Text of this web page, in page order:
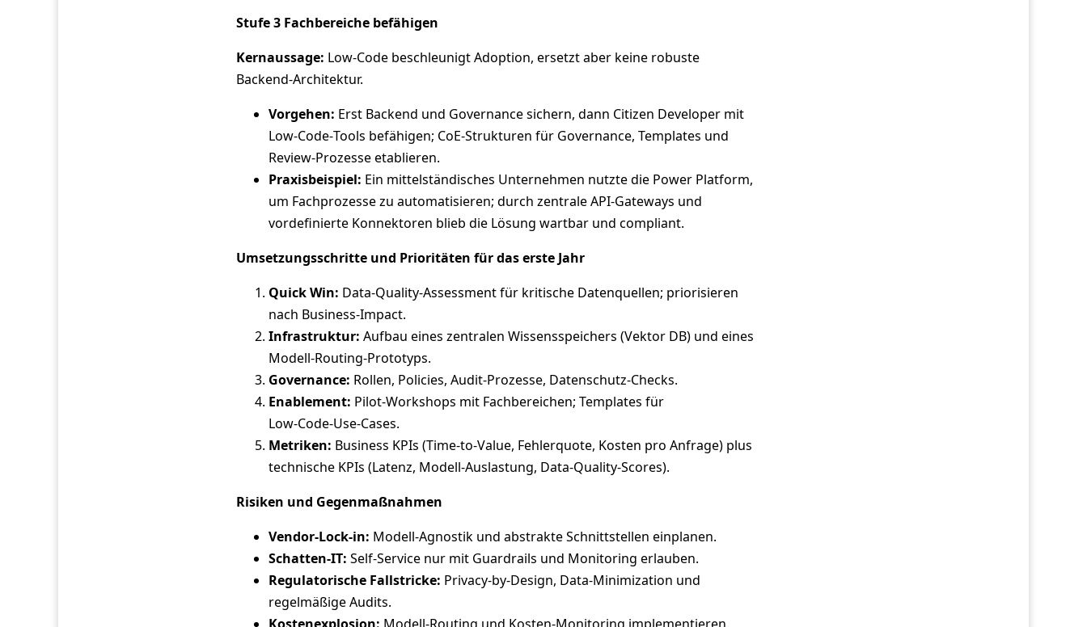
Stufe 3 Fachbereiche befähigen
Kernaussage: Low‑Code beschleunigt Adoption, ersetzt aber keine robuste
Backend‑Architektur.
Vorgehen: Erst Backend und Governance sichern, dann Citizen Developer mit
Low‑Code‑Tools befähigen; CoE‑Strukturen für Governance, Templates und
Review‑Prozesse etablieren.
Praxisbeispiel: Ein mittelständisches Unternehmen nutzte die Power Platform,
um Fachprozesse zu automatisieren; durch zentrale API‑Gateways und
vordefinierte Konnektoren blieb die Lösung wartbar und compliant.
Umsetzungsschritte und Prioritäten für das erste Jahr
Quick Win: Data‑Quality‑Assessment für kritische Datenquellen; priorisieren
nach Business‑Impact.
Infrastruktur: Aufbau eines zentralen Wissensspeichers (Vektor DB) und eines
Modell‑Routing‑Prototyps.
Governance: Rollen, Policies, Audit‑Prozesse, Datenschutz‑Checks.
Enablement: Pilot‑Workshops mit Fachbereichen; Templates für
Low‑Code‑Use‑Cases.
Metriken: Business KPIs (Time‑to‑Value, Fehlerquote, Kosten pro Anfrage) plus
technische KPIs (Latenz, Modell‑Auslastung, Data‑Quality‑Scores).
Risiken und Gegenmaßnahmen
Vendor‑Lock‑in: Modell‑Agnostik und abstrakte Schnittstellen einplanen.
Schatten‑IT: Self‑Service nur mit Guardrails und Monitoring erlauben.
Regulatorische Fallstricke: Privacy‑by‑Design, Data‑Minimization und
regelmäßige Audits.